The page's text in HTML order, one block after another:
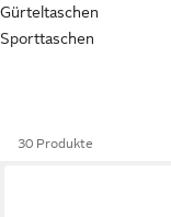
Gürteltaschen
Sporttaschen
30 Produkte